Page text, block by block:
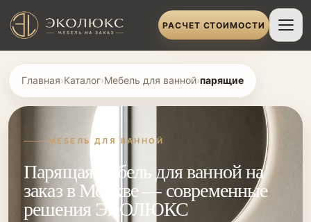
РАСЧЕТ СТОИМОСТИ
Главная›Каталог›Мебель для ванной›парящие
МЕБЕЛЬ ДЛЯ ВАННОЙ
Парящая мебель для ванной на
заказ в Москве — современные
решения ЭКОЛЮКС